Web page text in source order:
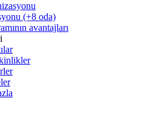
(+8 oda)
avantajları